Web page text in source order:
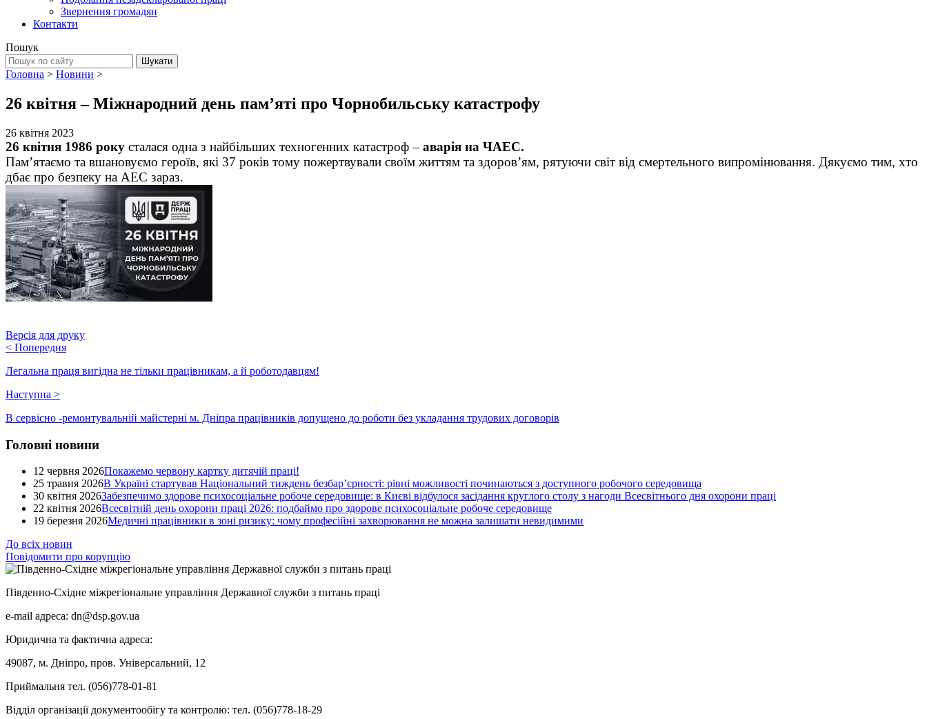
Звернення громадян
Контакти
Пошук
Головна > Новини >
26 квітня – Міжнародний день пам’яті про Чорнобильську катастрофу
26 квітня 2023
26 квітня 1986 року сталася одна з найбільших техногенних катастроф – аварія на ЧАЕС.
Пам’ятаємо та вшановуємо героїв, які 37 років тому пожертвували своїм життям та здоров’ям, рятуючи світ від смертельного випромінювання. Дякуємо тим, хто
дбає про безпеку на АЕС зараз.
Версія для друку
< Попередня
Легальна праця вигідна не тільки працівникам, а й роботодавцям!
Наступна >
В сервісно -ремонтувальній майстерні м. Дніпра працівників допущено до роботи без укладання трудових договорів
Головні новини
12 червня 2026Покажемо червону картку дитячій праці!
25 травня 2026В Україні стартував Національний тиждень безбар’єрності: рівні можливості починаються з доступного робочого середовища
30 квітня 2026Забезпечимо здорове психосоціальне робоче середовище: в Києві відбулося засідання круглого столу з нагоди Всесвітнього дня охорони праці
22 квітня 2026Всесвітній день охорони праці 2026: подбаймо про здорове психосоціальне робоче середовище
19 березня 2026Медичні працівники в зоні ризику: чому професійні захворювання не можна залишати невидимими
До всіх новин
Повідомити про корупцію
Південно-Східне міжрегіональне управління Державної служби з питань праці
e-mail адреса: dn@dsp.gov.ua
Юридична та фактична адреса:
49087, м. Дніпро, пров. Універсальний, 12
Приймальня тел. (056)778-01-81
Відділ організації документообігу та контролю: тел. (056)778-18-29